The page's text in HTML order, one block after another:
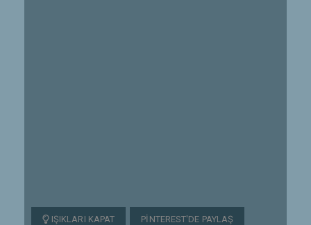
IŞIKLARI KAPAT PINTEREST'DE PAYLAŞ